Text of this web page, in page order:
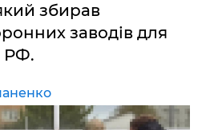
збирав
заводів для
РФ.